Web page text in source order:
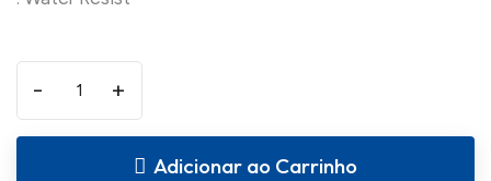
- +
Adicionar ao Carrinho